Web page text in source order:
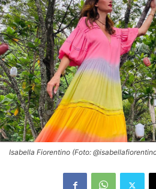
Isabella Fiorentino (Foto: